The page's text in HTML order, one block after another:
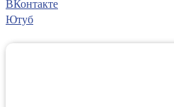
ВКонтакте
Ютуб